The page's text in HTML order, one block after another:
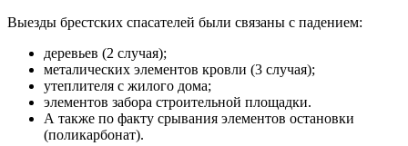
Выезды брестских спасателей были связаны с падением:
деревьев (2 случая);
металических элементов кровли (3 случая);
утеплителя с жилого дома;
элементов забора строительной площадки.
А также по факту срывания элементов остановки
(поликарбонат).